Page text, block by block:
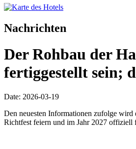
Nachrichten
Der Rohbau der
fertiggestellt sein;
Date: 2026-03-19
Den neuesten Informationen zufolge wird
Richtfest feiern und im Jahr 2027 offiziell